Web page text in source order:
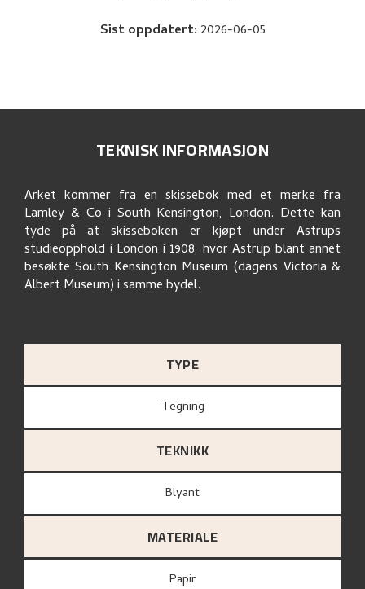
Sist oppdatert: 2026-06-05
TEKNISK INFORMASJON
TYPE
Tegning
TEKNIKK
Blyant
MATERIALE
papir
Arket kommer fra en skissebok med et merke fra
Lamley & Co i South Kensington, London. Dette kan
tyde på at skisseboken er kjøpt under Astrups
studieopphold i London i 1908, hvor Astrup blant annet
besøkte South Kensington Museum (dagens Victoria &
Albert Museum) i samme bydel.